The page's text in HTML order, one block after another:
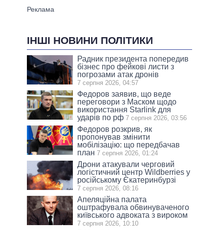
ІНШІ НОВИНИ ПОЛІТИКИ
Радник президента попередив
бізнес про фейкові листи з
погрозами атак дронів
7 серпня 2026, 04:57
Федоров заявив, що веде
переговори з Маском щодо
використання Starlink для
ударів по рф 7 серпня 2026, 03:56
Федоров розкрив, як
пропонував змінити
мобілізацію: що передбачав
план 7 серпня 2026, 01:24
Дрони атакували черговий
логістичний центр Wildberries у
російському Єкатеринбурзі
7 серпня 2026, 08:16
Апеляційна палата
оштрафувала обвинуваченого
київського адвоката з вироком
7 серпня 2026, 10:10